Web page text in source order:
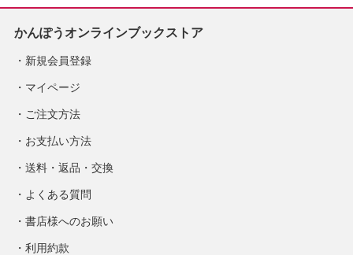
かんぽうオンラインブックストア
新規会員登録
マイページ
ご注文方法
お支払い方法
送料・返品・交換
よくある質問
書店様へのお願い
利用約款